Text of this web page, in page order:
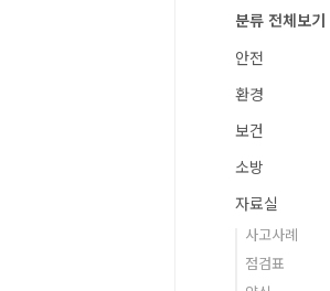
분류 전체보기
안전
환경
보건
소방
자료실
사고사례
점검표